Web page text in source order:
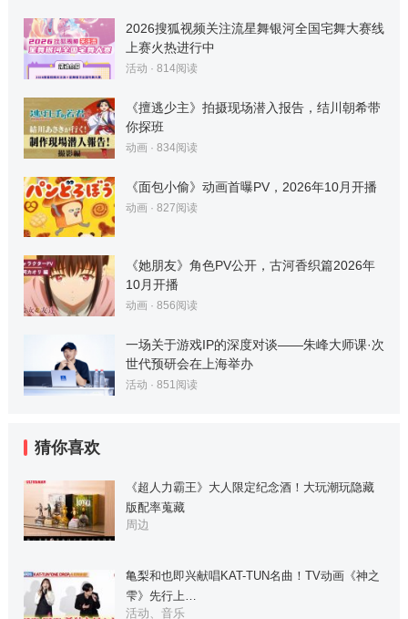
2026搜狐视频关注流星舞银河全国宅舞大赛线
上赛火热进行中
活动 · 814阅读
《擅逃少主》拍摄现场潜入报告，结川朝希带
你探班
动画· 834阅读
《面包小偷》动画首曝PV，2026年10月开播
动画· 827阅读
《她朋友》角色PV公开，古河香织篇2026年
10月开播
动画· 856阅读
一场关于游戏IP的深度对谈——朱峰大师课·次
世代预研会在上海举办
活动 · 851阅读
猜你喜欢
《超人力霸王》大人限定纪念酒！大玩潮玩隐藏
版配率蒐藏
周边
亀梨和也即兴献唱KAT-TUN名曲！TV动画《神之
雫》先行上…
活动、音乐